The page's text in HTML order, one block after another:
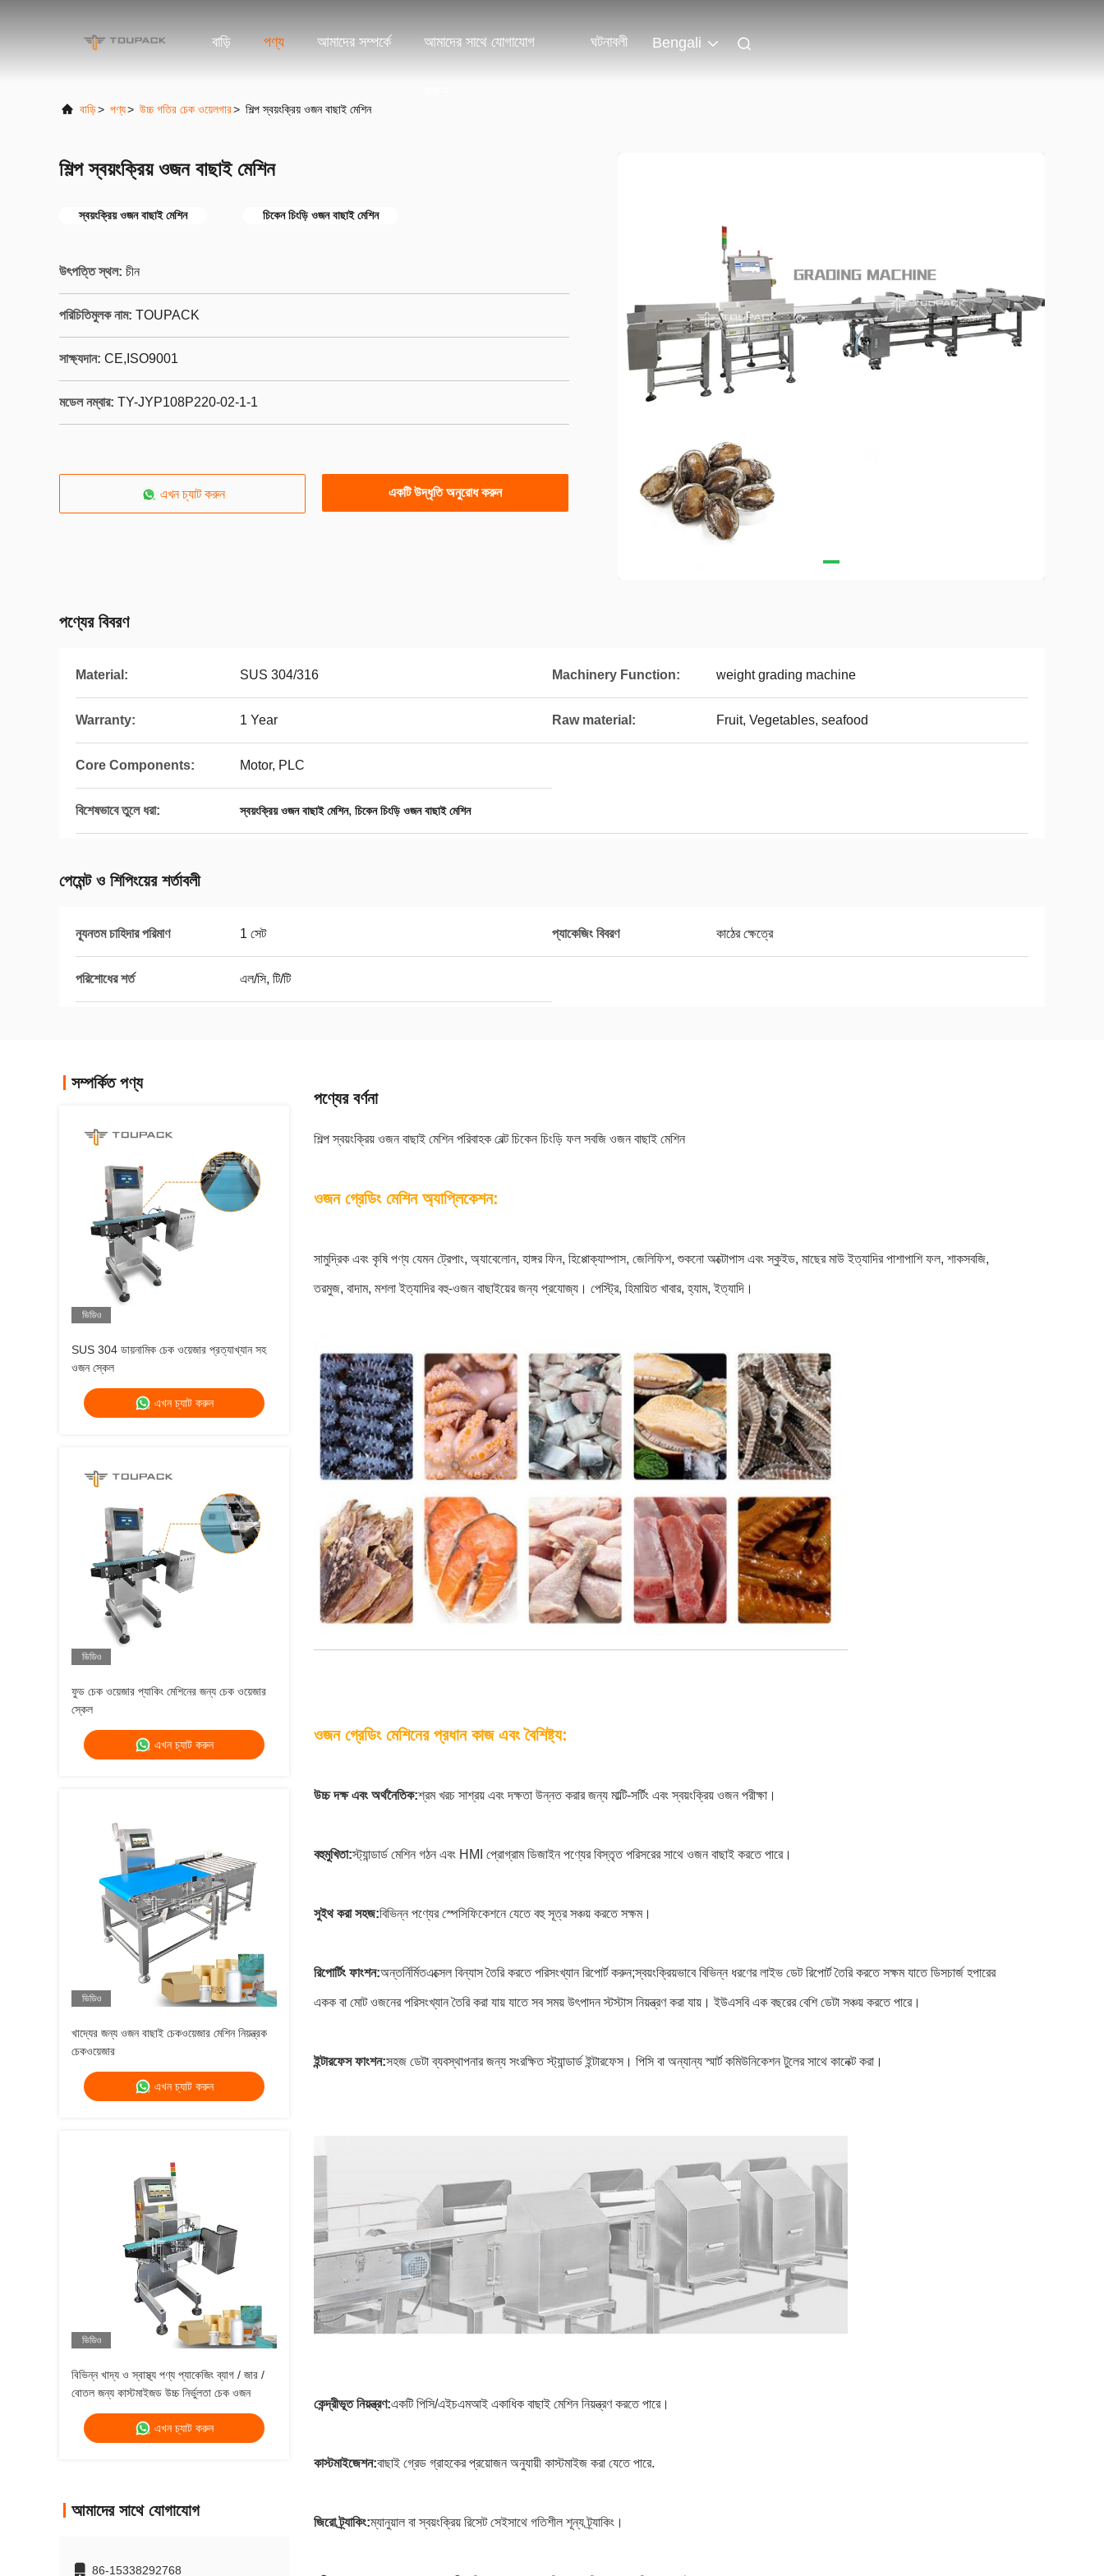
বাড়ি পণ্য আমাদের সম্পর্কে আমাদের সাথে যোগাযোগ ঘটনাবলী Bengali
বাড়ি> পণ্য> উচ্চ গতির চেক ওয়েলগার> শিল্প স্বয়ংক্রিয় ওজন বাছাই মেশিন
শিল্প স্বয়ংক্রিয় ওজন বাছাই মেশিন
স্বয়ংক্রিয় ওজন বাছাই মেশিন চিকেন চিংড়ি ওজন বাছাই মেশিন
উৎপত্তি স্থল: চীন
পরিচিতিমুলক নাম: TOUPACK
সাক্ষ্যদান: CE,ISO9001
মডেল নম্বার: TY-JYP108P220-02-1-1
এখন চ্যাট করুন একটি উদ্ধৃতি অনুরোধ করুন
পণ্যের বিবরণ
Material: SUS 304/316 Machinery Function: weight grading machine
Warranty: 1 Year Raw material: Fruit, Vegetables, seafood
Core Components: Motor, PLC
বিশেষভাবে তুলে ধরা: স্বয়ংক্রিয় ওজন বাছাই মেশিন, চিকেন চিংড়ি ওজন বাছাই মেশিন
পেমেন্ট ও শিপিংয়ের শর্তাবলী
ন্যূনতম চাহিদার পরিমাণ 1 সেট প্যাকেজিং বিবরণ কাঠের ক্ষেত্রে
পরিশোধের শর্ত এল/সি, টি/টি
সম্পর্কিত পণ্য
ভিডিও
SUS 304 ডায়নামিক চেক ওয়েজার প্রত্যাখ্যান সহ
ওজন স্কেল
এখন চ্যাট করুন
ভিডিও
ফুড চেক ওয়েজার প্যাকিং মেশিনের জন্য চেক ওয়েজার
স্কেল
এখন চ্যাট করুন
ভিডিও
খাদ্যের জন্য ওজন বাছাই চেকওয়েজার মেশিন নিয়ন্ত্রক
চেকওয়েজার
এখন চ্যাট করুন
ভিডিও
বিভিন্ন খাদ্য ও স্বাস্থ্য পণ্য প্যাকেজিং ব্যাগ / জার /
বোতল জন্য কাস্টমাইজড উচ্চ নির্ভুলতা চেক ওজন
এখন চ্যাট করুন
আমাদের সাথে যোগাযোগ
86-15338292768
পণ্যের বর্ণনা
শিল্প স্বয়ংক্রিয় ওজন বাছাই মেশিন পরিবাহক বেল্ট চিকেন চিংড়ি ফল সবজি ওজন বাছাই মেশিন
ওজন গ্রেডিং মেশিন অ্যাপ্লিকেশন:
সামুদ্রিক এবং কৃষি পণ্য যেমন ট্রেপাং, অ্যাবেলোন, হাঙ্গর ফিন, হিপ্পোক্যাম্পাস, জেলিফিশ, শুকনো অক্টোপাস এবং স্কুইড, মাছের মাউ ইত্যাদির পাশাপাশি ফল, শাকসবজি,
তরমুজ, বাদাম, মশলা ইত্যাদির বহু-ওজন বাছাইয়ের জন্য প্রযোজ্য। পেস্ট্রি, হিমায়িত খাবার, হ্যাম, ইত্যাদি।
ওজন গ্রেডিং মেশিনের প্রধান কাজ এবং বৈশিষ্ট্য:
উচ্চ দক্ষ এবং অর্থনৈতিক:শ্রম খরচ সাশ্রয় এবং দক্ষতা উন্নত করার জন্য মাল্টি-সর্টিং এবং স্বয়ংক্রিয় ওজন পরীক্ষা।
বহুমুখিতা:স্ট্যান্ডার্ড মেশিন গঠন এবং HMI প্রোগ্রাম ডিজাইন পণ্যের বিস্তৃত পরিসরের সাথে ওজন বাছাই করতে পারে।
সুইথ করা সহজ:বিভিন্ন পণ্যের স্পেসিফিকেশনে যেতে বহু সূত্র সঞ্চয় করতে সক্ষম।
রিপোর্টিং ফাংশন:অন্তর্নির্মিতএক্সেল বিন্যাস তৈরি করতে পরিসংখ্যান রিপোর্ট করুন;স্বয়ংক্রিয়ভাবে বিভিন্ন ধরণের লাইভ ডেট রিপোর্ট তৈরি করতে সক্ষম যাতে ডিসচার্জ হপারের
একক বা মোট ওজনের পরিসংখ্যান তৈরি করা যায় যাতে সব সময় উৎপাদন স্টস্টাস নিয়ন্ত্রণ করা যায়। ইউএসবি এক বছরের বেশি ডেটা সঞ্চয় করতে পারে।
ইন্টারফেস ফাংশন:সহজ ডেটা ব্যবস্থাপনার জন্য সংরক্ষিত স্ট্যান্ডার্ড ইন্টারফেস। পিসি বা অন্যান্য স্মার্ট কমিউনিকেশন টুলের সাথে কানেক্ট করা।
কেন্দ্রীভূত নিয়ন্ত্রণ:একটি পিসি/এইচএমআই একাধিক বাছাই মেশিন নিয়ন্ত্রণ করতে পারে।
কাস্টমাইজেশন:বাছাই গ্রেড গ্রাহকের প্রয়োজন অনুযায়ী কাস্টমাইজ করা যেতে পারে.
জিরো ট্র্যাকিং:ম্যানুয়াল বা স্বয়ংক্রিয় রিসেট সেইসাথে গতিশীল শূন্য ট্র্যাকিং।